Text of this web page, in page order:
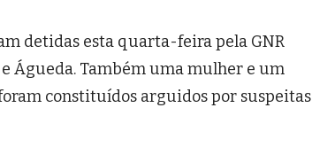
detidas esta quarta-feira pela GNR
Águeda. Também uma mulher e um
constituídos arguidos por suspeitas